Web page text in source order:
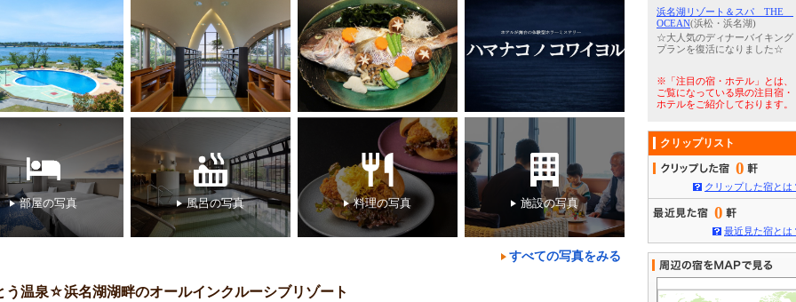
部屋の写真 風呂の写真 料理の写真 施設の写真
すべての写真をみる
う温泉☆浜名湖湖畔のオールインクルーシブリゾート
浜名湖リゾート＆スパ THE
OCEAN(浜松・浜名湖)
☆大人気のディナーバイキング
プランを復活になりました☆
※「注目の宿・ホテル」とは、
ご覧になっている県の注目宿・
ホテルをご紹介しております。
クリップリスト
0
クリップした宿とは
0
最近見た宿とは